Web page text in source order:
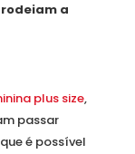
a
plus size,
passar
é possível